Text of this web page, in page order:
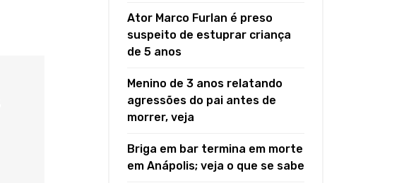
Ator Marco Furlan é preso
suspeito de estuprar criança
de 5 anos
Menino de 3 anos relatando
agressões do pai antes de
morrer, veja
Briga em bar termina em morte
em Anápolis; veja o que se sabe